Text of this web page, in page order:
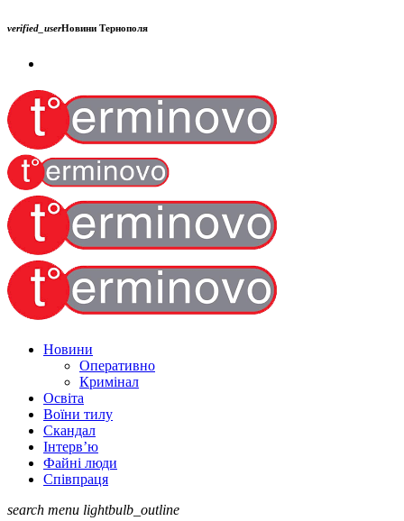
verified_userНовини Тернополя
Новини
Оперативно
Кримінал
Освіта
Воїни тилу
Скандал
Інтерв’ю
Файні люди
Співпраця
search menu lightbulb_outline